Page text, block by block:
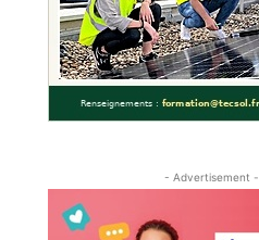
- Advertisement -